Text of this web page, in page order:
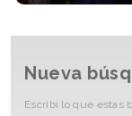
Nueva
Escribi lo que estas